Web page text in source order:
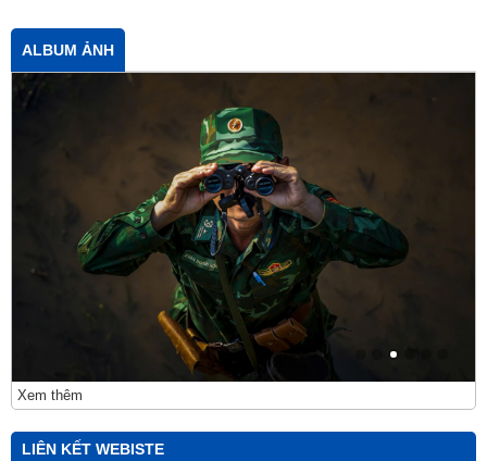
ALBUM ẢNH
Xem thêm
LIÊN KẾT WEBISTE